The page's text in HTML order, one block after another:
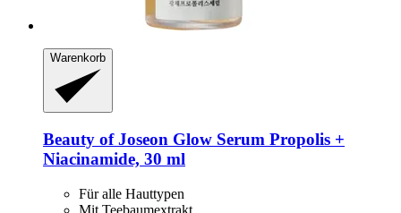
Warenkorb
Beauty of Joseon Glow Serum Propolis +
Niacinamide, 30 ml
Für alle Hauttypen
Mit Teebaumextrakt